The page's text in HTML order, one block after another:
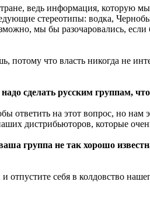
ведь информация,
стереотипы: водка,
мы бы разочаровались,
что власть никогда не
сделать русским группам,
ответить на этот вопрос, но
дистрибьюторов, которые
группа не так хорошо
себя в колдовство